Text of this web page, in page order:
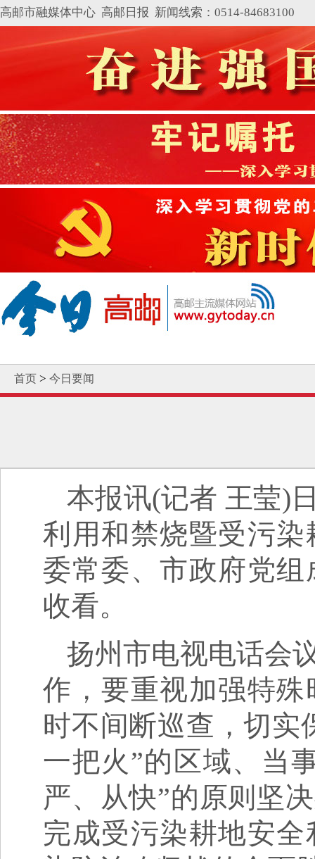
高邮市融媒体中心 高邮日报 新闻线索：0514-84683100
首页 > 今日要闻
本报讯(记者 王莹)
利用和禁烧暨受污
委常委、市政府党
收看。
扬州市电视电话会
作，要重视加强特
时不间断巡查，切实
一把火”的区域、当
严、从快”的原则坚
完成受污染耕地安